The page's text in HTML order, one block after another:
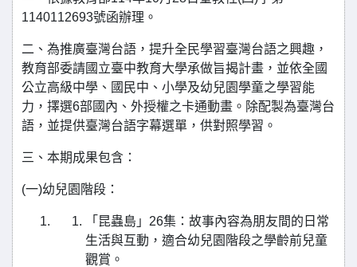
1140112693號函辦理。
二、為推廣臺灣台語，提升全民學習臺灣台語之興趣，
教育部委請國立臺中教育大學承做旨揭計畫，並依全國
公立高級中學、國民中、小學及幼兒園學童之學習能
力，擇選6部國內、外授權之卡通動畫。除配製為臺灣台
語，並提供臺灣台語字幕選單，供對照學習。
三、本期成果包含：
(一)幼兒園階段：
「昆蟲島」26集：故事內容為朋友間的日常
生活與互動，適合幼兒園階段之學齡前兒童
觀賞。